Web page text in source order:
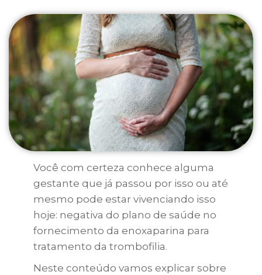
Você com certeza conhece alguma
gestante que já passou por isso ou até
mesmo pode estar vivenciando isso
hoje: negativa do plano de saúde no
fornecimento da enoxaparina para
tratamento da trombofilia.
Neste conteúdo vamos explicar sobre